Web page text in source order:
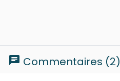
chat Commentaires (2)